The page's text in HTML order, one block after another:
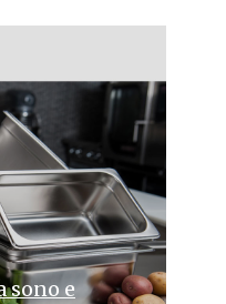
sono e